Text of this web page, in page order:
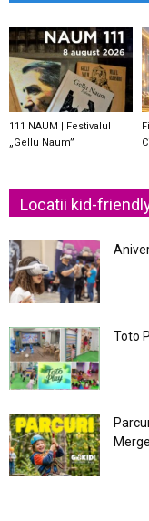
111 NAUM | Festivalul
„Gellu Naum”
Locatii kid-
Toto